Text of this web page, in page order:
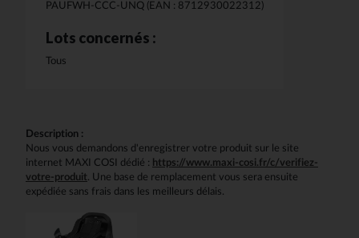
PAUFWH-CCC-UNQ (EAN : 8712930022312)
Lots concernés :
Tous
Description :
Nous vous demandons d'enregistrer votre produit sur le site
internet MAXI COSI dédié :
https://www.maxi-cosi.fr/c/verifiez-
votre-produit. Une base de remplacement vous sera ensuite
expédiée sans frais dans les meilleurs délais.